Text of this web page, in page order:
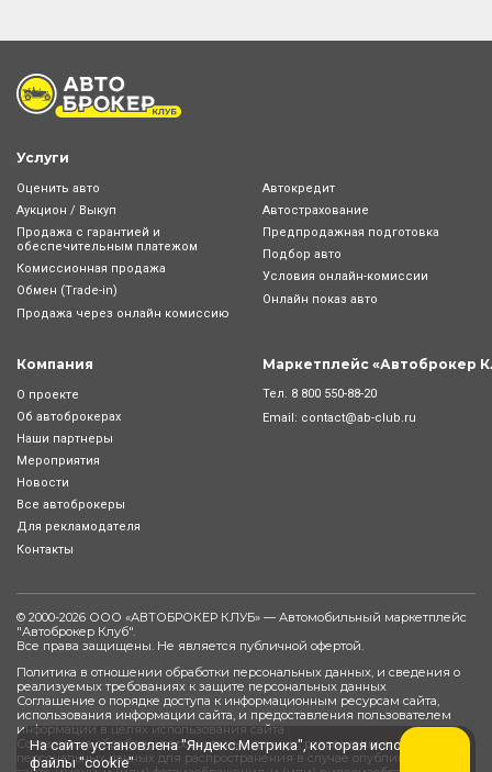
На сайте установлена "Яндекс.Метрика", которая использует
файлы "cookie"
Услуги
Оценить авто
Аукцион / Выкуп
Продажа с гарантией и
обеспечительным платежом
Комиссионная продажа
Обмен (Trade-in)
Продажа через онлайн комиссию
Автокредит
Автострахование
Предпродажная подготовка
Подбор авто
Условия онлайн-комиcсии
Онлайн показ авто
Компания
О проекте
Об автоброкерах
Наши партнеры
Мероприятия
Новости
Все автоброкеры
Для рекламодателя
Контакты
Маркетплейс «Автоброкер
Тел. 8 800 550-88-20
Email: contact@ab-club.ru
© 2000-2026 ООО «АВТОБРОКЕР КЛУБ» — Автомобильный маркетплейс
"Автоброкер Клуб".
Все права защищены. Не является публичной офертой.
Политика в отношении обработки персональных данных, и сведения о
реализуемых требованиях к защите персональных данных
Соглашение о порядке доступа к информационным ресурсам сайта,
использования информации сайта, и предоставления пользователем
информации в целях использования сайта
Согласие на обработку персональных данных, разрешенных субъектом
персональных данных для распространения в случае опубликования на